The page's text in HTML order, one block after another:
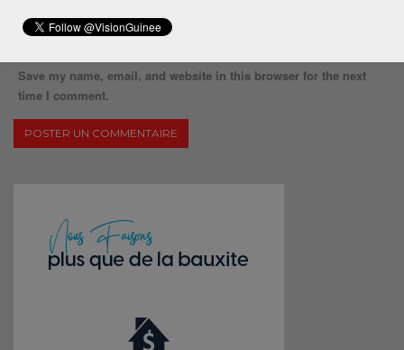
Save my name, email, and website in this browser for the next
time I comment.